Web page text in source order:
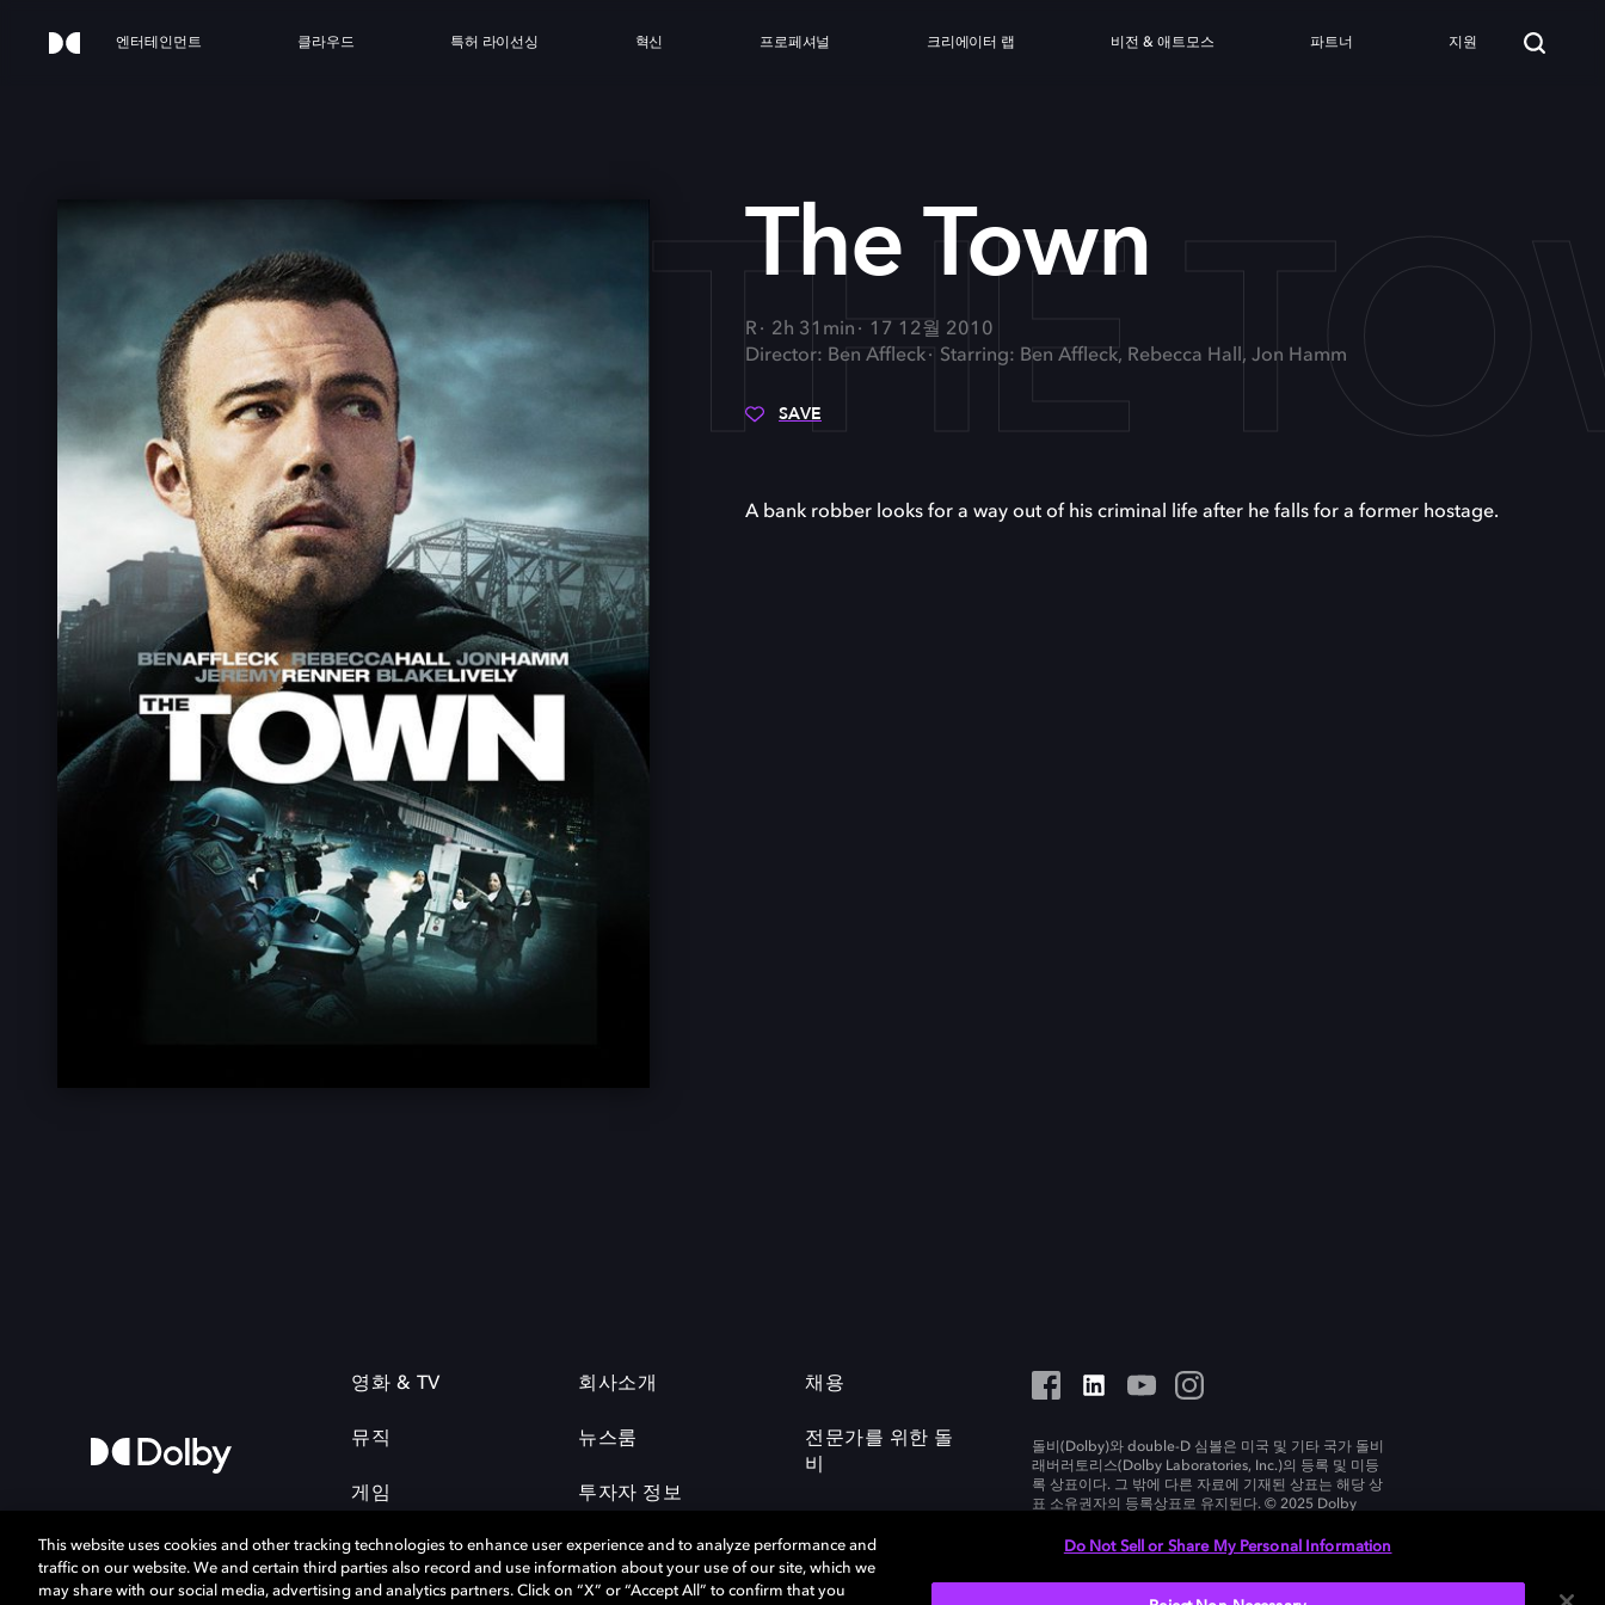
엔터테인먼트 클라우드 특허 라이선싱 혁신 프로페셔널 크리에이터 랩 비전 & 애트모스 파트너 지원
THE
The Town
R 2h 31min
17 12월 2010
Director: Ben Affleck
Starring: Ben Affleck, Rebecca Hall, Jon Hamm
SAVE
A bank robber looks for a way out of his criminal life after he falls for a former hostage.
영화 & TV
뮤직
게임
회사소개
뉴스룸
투자자 정보
채용
전문가를 위한 돌
비
돌비(Dolby)와 double-D 심볼은 미국 및 기타 국가 돌비
래버러토리스(Dolby Laboratories, Inc.)의 등록 및 미등
록 상표이다. 그 밖에 다른 자료에 기재된 상표는 해당 상
표 소유권자의 등록상표로 유지된다. © 2025 Dolby
This website uses cookies and other tracking technologies to enhance user experience and to analyze performance and
traffic on our website. We and certain third parties also record and use information about your use of our site, which we
may share with our social media, advertising and analytics partners. Click on “X” or “Accept All” to confirm that you
Do Not Sell or Share My Personal Information